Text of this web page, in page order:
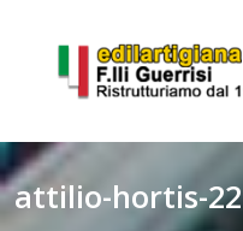
content
attilio-hortis-22